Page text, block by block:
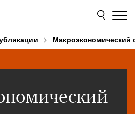
Макроэкономический